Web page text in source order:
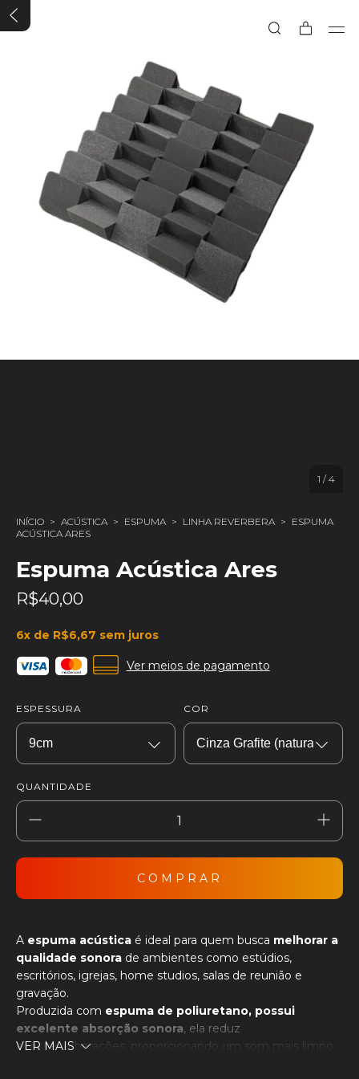
1 / 4
INÍCIO > ACÚSTICA > ESPUMA > LINHA REVERBERA > ESPUMA
ACÚSTICA ARES
Espuma Acústica Ares
R$40,00
6x de R$6,67 sem juros
Ver meios de pagamento
ESPESSURA COR
QUANTIDADE
A espuma acústica é ideal para quem busca melhorar a
qualidade sonora de ambientes como estúdios,
escritórios, igrejas, home studios, salas de reunião e
gravação.
Produzida com espuma de poliuretano, possui
excelente absorção sonora, ela reduz
ecos/reverberações, proporcionando um som mais limpo
VER MAIS